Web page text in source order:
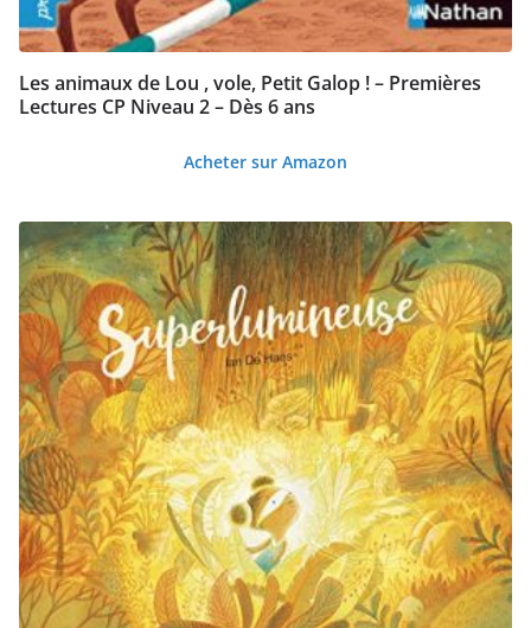
Les animaux de Lou , vole, Petit Galop ! – Premières
Lectures CP Niveau 2 – Dès 6 ans
Acheter sur Amazon